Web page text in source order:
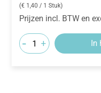
(€ 1,40 / 1 Stuk)
Prijzen incl. BTW en
- + In